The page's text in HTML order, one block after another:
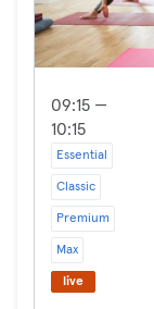
09:15 —
10:15
Essential
Classic
Premium
Max
live